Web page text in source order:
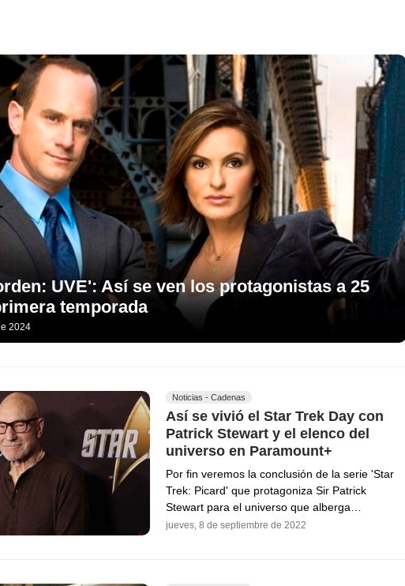
UVE': Así se ven los protagonistas a 25
temporada
2024
Noticias - Cadenas
Así se vivió el Star Trek Day con
Patrick Stewart y el elenco del
universo en Paramount+
Por fin veremos la conclusión de la serie 'Star
Trek: Picard' que protagoniza Sir Patrick
Stewart para el universo que alberga…
jueves, 8 de septiembre de 2022